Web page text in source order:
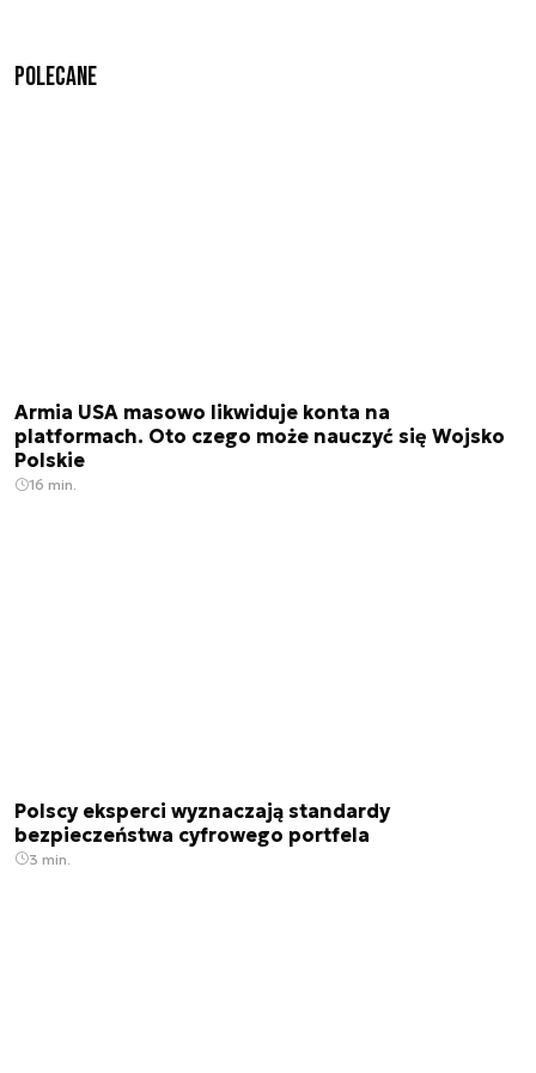
Polecane
Armia USA masowo likwiduje konta na
platformach. Oto czego może nauczyć się Wojsko
Polskie
16 min.
Polscy eksperci wyznaczają standardy
bezpieczeństwa cyfrowego portfela
3 min.